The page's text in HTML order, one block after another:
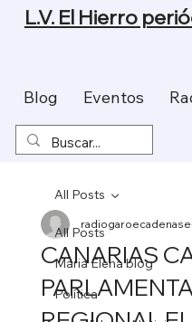
Blog Eventos
L.V. El Hierro
All Posts
Maria Elena blog
Política
All Posts
CANARIAS
radiogaroecadenase